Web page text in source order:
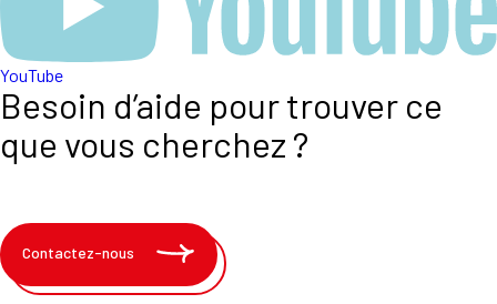
YouTube
Besoin d’aide pour trouver ce
que vous cherchez ?
Contactez-nous